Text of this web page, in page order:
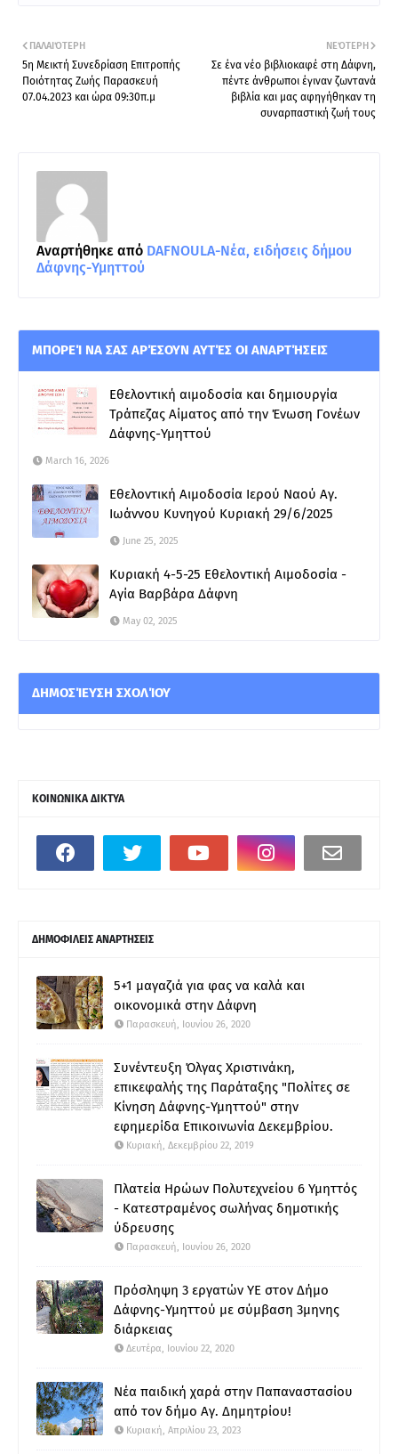
ΝΕΌΤΕΡΗ
Σε ένα νέο βιβλιοκαφέ στη Δάφνη,
πέντε άνθρωποι έγιναν ζωντανά
βιβλία και μας αφηγήθηκαν τη
συναρπαστική ζωή τους
ΠΑΛΑΙΌΤΕΡΗ
5η Μεικτή Συνεδρίαση Επιτροπής
Ποιότητας Ζωής Παρασκευή
07.04.2023 και ώρα 09:30π.μ
Αναρτήθηκε από DAFNOULA-Νέα, ειδήσεις δήμου
Δάφνης-Υμηττού
ΜΠΟΡΕΊ ΝΑ ΣΑΣ ΑΡΈΣΟΥΝ ΑΥΤΈΣ ΟΙ ΑΝΑΡΤΉΣΕΙΣ
Εθελοντική αιμοδοσία και δημιουργία
Τράπεζας Αίματος από την Ένωση Γονέων
Δάφνης-Υμηττού
March 16, 2026
Εθελοντική Αιμοδοσία Ιερού Ναού Αγ.
Ιωάννου Κυνηγού Κυριακή 29/6/2025
June 25, 2025
Κυριακή 4-5-25 Εθελοντική Αιμοδοσία -
Αγία Βαρβάρα Δάφνη
May 02, 2025
ΔΗΜΟΣΊΕΥΣΗ ΣΧΟΛΊΟΥ
ΚΟΙΝΩΝΙΚΑ ΔΙΚΤΥΑ
ΔΗΜΟΦΙΛΕΙΣ ΑΝΑΡΤΗΣΕΙΣ
5+1 μαγαζιά για φας να καλά και
οικονομικά στην Δάφνη
Παρασκευή, Ιουνίου 26, 2020
Συνέντευξη Όλγας Χριστινάκη,
επικεφαλής της Παράταξης "Πολίτες σε
Κίνηση Δάφνης-Υμηττού" στην
εφημερίδα Επικοινωνία Δεκεμβρίου.
Κυριακή, Δεκεμβρίου 22, 2019
Πλατεία Ηρώων Πολυτεχνείου 6 Υμηττός
- Κατεστραμένος σωλήνας δημοτικής
ύδρευσης
Παρασκευή, Ιουνίου 26, 2020
Πρόσληψη 3 εργατών ΥΕ στον Δήμο
Δάφνης-Υμηττού με σύμβαση 3μηνης
διάρκειας
Δευτέρα, Ιουνίου 22, 2020
Νέα παιδική χαρά στην Παπαναστασίου
από τον δήμο Αγ. Δημητρίου!
Κυριακή, Απριλίου 23, 2023